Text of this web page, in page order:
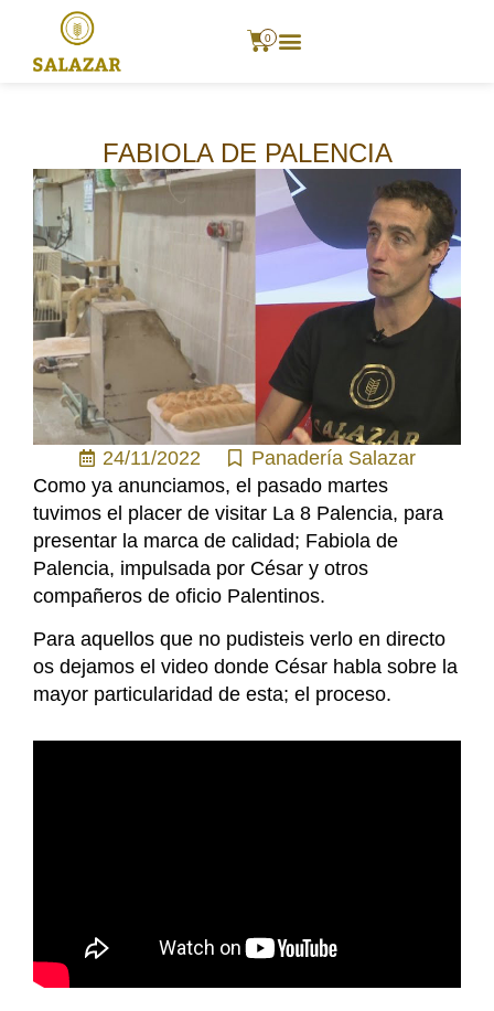
0
FABIOLA DE PALENCIA
24/11/2022
Panadería Salazar
Como ya anunciamos, el pasado martes
tuvimos el placer de visitar La 8 Palencia, para
presentar la marca de calidad; Fabiola de
Palencia, impulsada por César y otros
compañeros de oficio Palentinos.
Para aquellos que no pudisteis verlo en directo
os dejamos el video donde César habla sobre la
mayor particularidad de esta; el proceso.